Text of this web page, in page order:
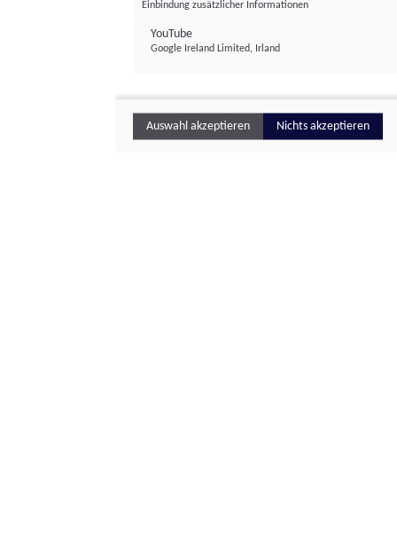
Einbindung zusätzlicher Informationen
YouTube
Google Ireland Limited, Irland
Auswahl akzeptieren Nichts akzeptieren